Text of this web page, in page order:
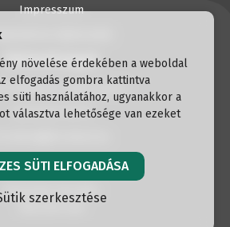
Impresszum
tájékoztató
Elérhetőségek
Budapest, Havas utca 2.
+36 30 337 30 91
Weboldal készítés:
növelése érdekében a weboldal
elfogadás gombra kattintva
süti használatához, ugyanakkor a
választva lehetősége van ezeket
SÜTI ELFOGADÁSA
szerkesztése